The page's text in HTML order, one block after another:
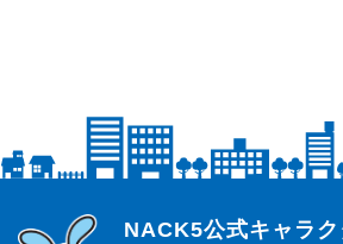
らじっと君
NACK5公式キャラク